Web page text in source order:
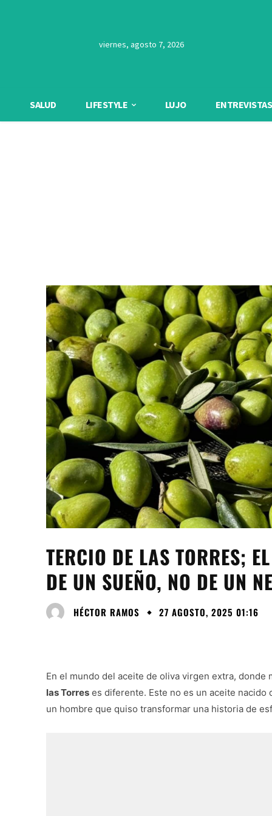
viernes, agosto 7, 2026
SALUD LIFESTYLE LUJO ENTREVISTAS
TERCIO DE LAS TORRES;
DE UN SUEÑO, NO DE UN
HÉCTOR RAMOS 27 AGOSTO, 2025 01:16
En el mundo del aceite de oliva virgen extra,
las Torres es diferente. Este no es un aceite
un hombre que quiso transformar una historia de